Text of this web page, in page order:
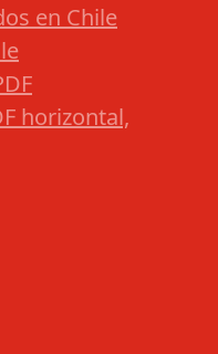
en Chile
horizontal,